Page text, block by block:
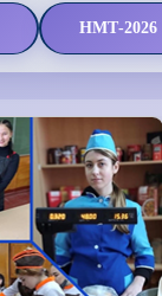
НМТ-2026